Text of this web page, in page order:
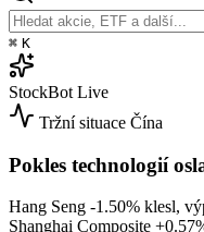
⌘ K
StockBot Live
Tržní situace Čína
Pokles technologií
Hang Seng -1.50% klesl,
Shanghai Composite